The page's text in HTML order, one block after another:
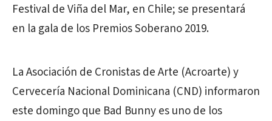
Festival de Viña del Mar, en Chile; se presentará
en la gala de los Premios Soberano 2019.
La Asociación de Cronistas de Arte (Acroarte) y
Cervecería Nacional Dominicana (CND) informaron
este domingo que Bad Bunny es uno de los